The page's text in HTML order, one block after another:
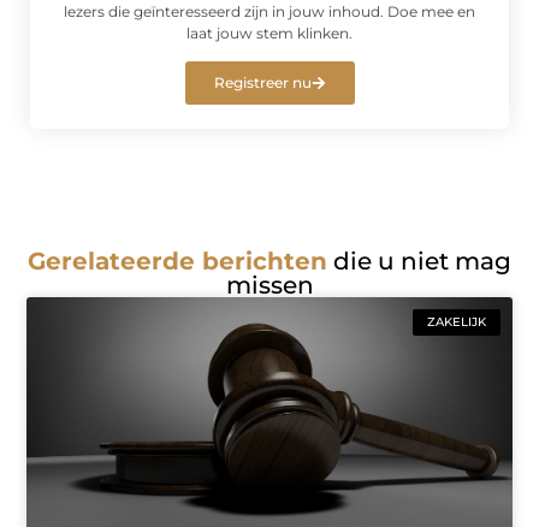
lezers die geïnteresseerd zijn in jouw inhoud. Doe mee en
laat jouw stem klinken.
Registreer nu
Gerelateerde berichten die u niet mag
missen
ZAKELIJK